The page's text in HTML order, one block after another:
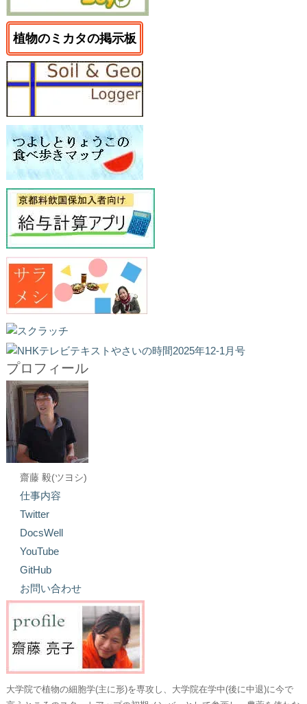
植物のミカタの掲示板
プロフィール
齋藤 毅(ツヨシ)
仕事内容
Twitter
DocsWell
YouTube
GitHub
お問い合わせ
大学院で植物の細胞学(主に形)を専攻し、大学院在学中(後に中退)に今で